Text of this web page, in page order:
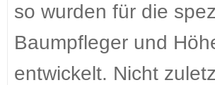
so wurden für die
Baumpfleger und
entwickelt. Nicht